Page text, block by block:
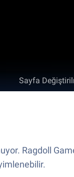
Sayfa
Ragdoll